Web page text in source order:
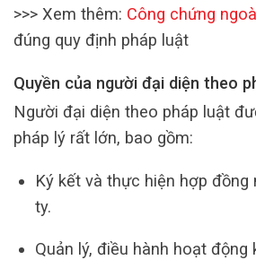
>>> Xem thêm: Công chứng
đúng quy định pháp luật
Quyền của người đại diện theo
Người đại diện theo pháp luật
pháp lý rất lớn, bao gồm:
Ký kết và thực hiện hợp đồng
ty.
Quản lý, điều hành hoạt động